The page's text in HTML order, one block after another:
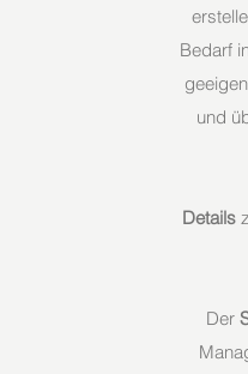
erstelle
Bedarf
und
Details
Der